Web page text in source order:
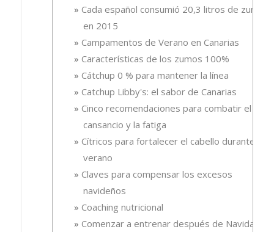
Cada español consumió 20,3 litros de zumo
en 2015
Campamentos de Verano en Canarias
Características de los zumos 100%
Cátchup 0 % para mantener la línea
Catchup Libby's: el sabor de Canarias
Cinco recomendaciones para combatir el
cansancio y la fatiga
Cítricos para fortalecer el cabello durante el
verano
Claves para compensar los excesos
navideños
Coaching nutricional
Comenzar a entrenar después de Navidad